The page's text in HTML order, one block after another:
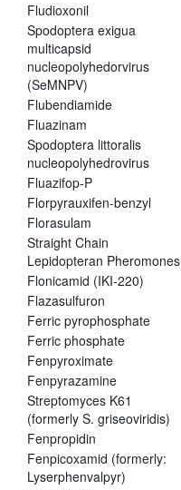
Fludioxonil
Spodoptera exigua
multicapsid
nucleopolyhedorvirus
(SeMNPV)
Flubendiamide
Fluazinam
Spodoptera littoralis
nucleopolyhedrovirus
Fluazifop-P
Florpyrauxifen-benzyl
Florasulam
Straight Chain
Lepidopteran Pheromones
Flonicamid (IKI-220)
Flazasulfuron
Ferric pyrophosphate
Ferric phosphate
Fenpyroximate
Fenpyrazamine
Streptomyces K61
(formerly S. griseoviridis)
Fenpropidin
Fenpicoxamid (formerly:
Lyserphenvalpyr)